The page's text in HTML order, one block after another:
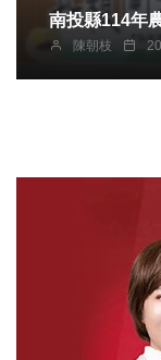
南投縣114年
陳朝枝